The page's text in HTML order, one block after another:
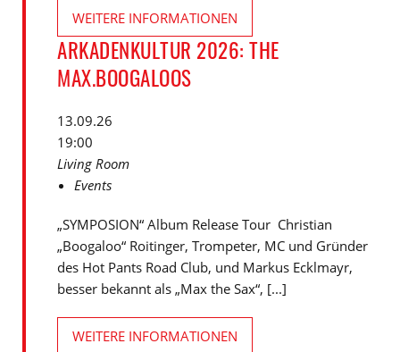
WEITERE INFORMATIONEN
ARKADENKULTUR 2026: THE
MAX.BOOGALOOS
13.09.26
19:00
Living Room
Events
„SYMPOSION“ Album Release Tour Christian
„Boogaloo“ Roitinger, Trompeter, MC und Gründer
des Hot Pants Road Club, und Markus Ecklmayr,
besser bekannt als „Max the Sax“, [...]
WEITERE INFORMATIONEN